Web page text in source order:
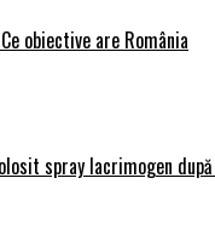
obiective are România
spray lacrimogen